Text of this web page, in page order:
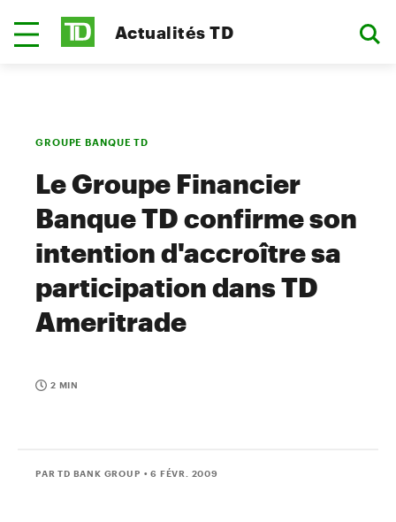
Actualités TD
GROUPE BANQUE TD
Le Groupe Financier
Banque TD confirme son
intention d'accroître sa
participation dans TD
Ameritrade
2 MIN
PAR TD BANK GROUP • 6 FÉVR. 2009